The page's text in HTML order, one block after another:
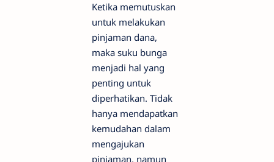
Ketika memutuskan
untuk melakukan
pinjaman dana,
maka suku bunga
menjadi hal yang
penting untuk
diperhatikan. Tidak
hanya mendapatkan
kemudahan dalam
mengajukan
pinjaman, namun